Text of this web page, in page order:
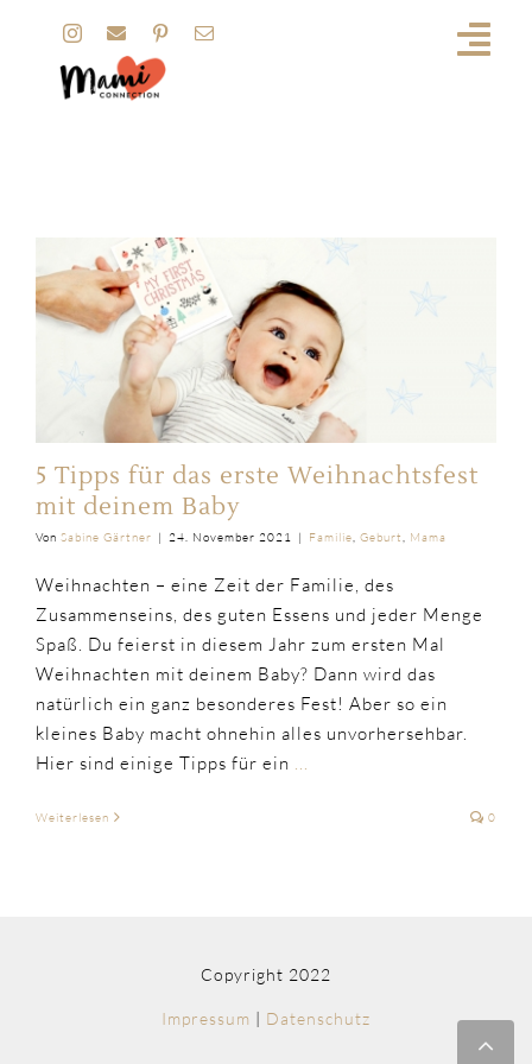
springen
5 Tipps für das erste Weihnachtsfest
mit deinem Baby
Von Sabine Gärtner | 24. November 2021 | Familie, Geburt, Mama
Weihnachten – eine Zeit der Familie, des
Zusammenseins, des guten Essens und jeder Menge
Spaß. Du feierst in diesem Jahr zum ersten Mal
Weihnachten mit deinem Baby? Dann wird das
natürlich ein ganz besonderes Fest! Aber so ein
kleines Baby macht ohnehin alles unvorhersehbar.
Hier sind einige Tipps für ein
Weiterlesen 0
Copyright 2022
Impressum | Datenschutz